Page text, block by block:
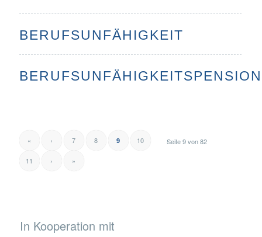
BERUFSUNFÄHIGKEIT
BERUFSUNFÄHIGKEITSPENSION
Seite 9 von 82
« ‹ 7 8 9 10
11 › »
In Kooperation mit